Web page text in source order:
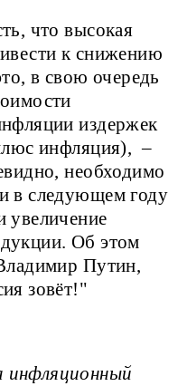
что высокая
к снижению
в свою очередь
издержек
инфляция), –
необходимо
в следующем году
увеличение
Об этом
Путин,
зовёт!"